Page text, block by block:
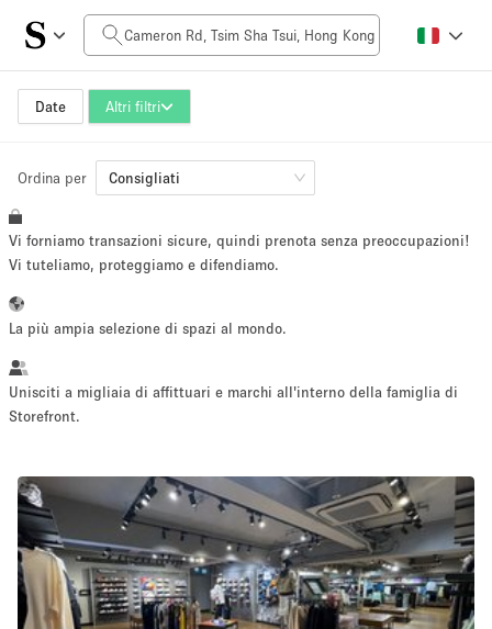
Date Altri filtri
Prezzo al giorno
HK$0
Dimensioni dello spazio
5000+ sq ft
~ 13 persone
artistico
Servizio
fotografico
Conferenza Meeting Ufficio
Acquista
Condividi
Ordina per Consigliati
Vi forniamo transazioni sicure, quindi prenota senza preoccupazioni!
Vi tuteliamo, proteggiamo e difendiamo.
La più ampia selezione di spazi al mondo.
Unisciti a migliaia di affittuari e marchi all'interno della famiglia di
Storefront.